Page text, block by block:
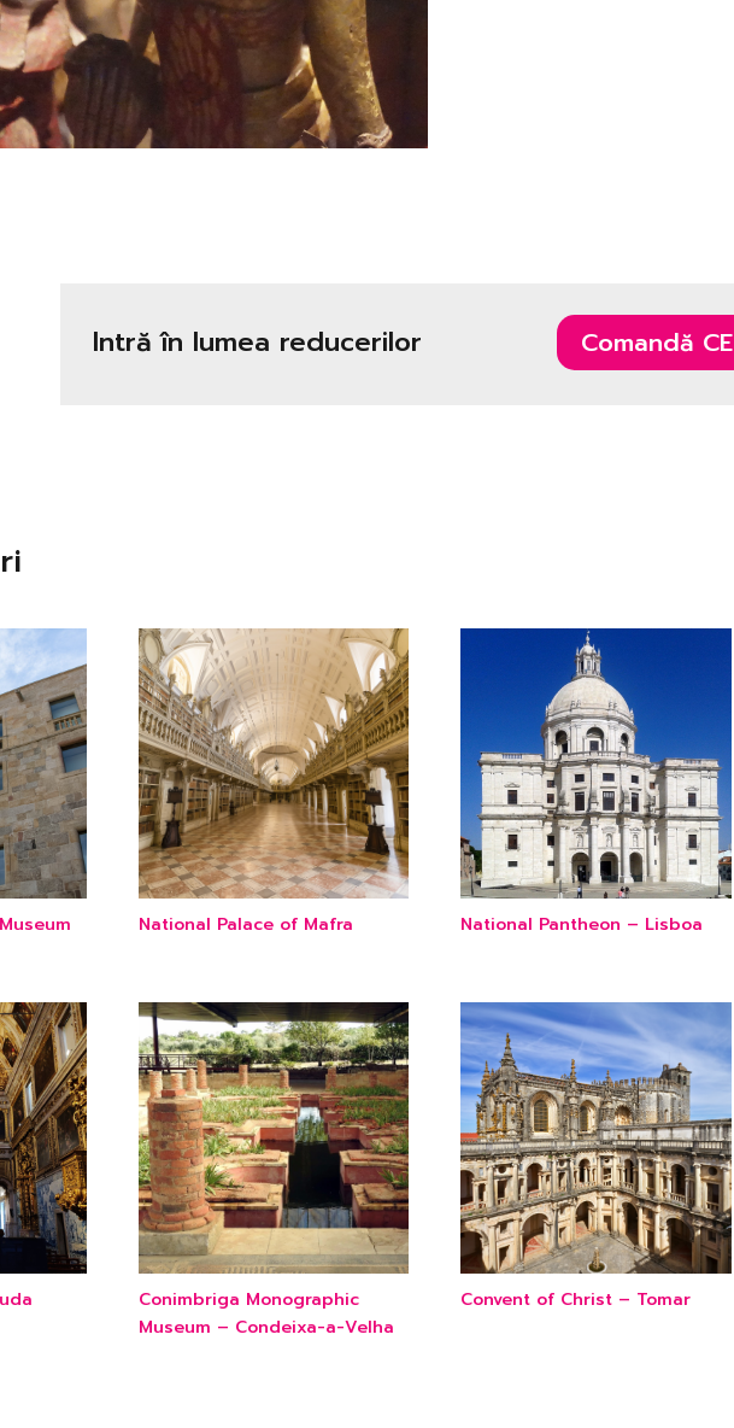
Intră în lumea reducerilor Comandă
National Palace of Mafra National Pantheon – Lisboa
Conimbriga Monographic
Museum – Condeixa-a-Velha
Convent of Christ – Tomar